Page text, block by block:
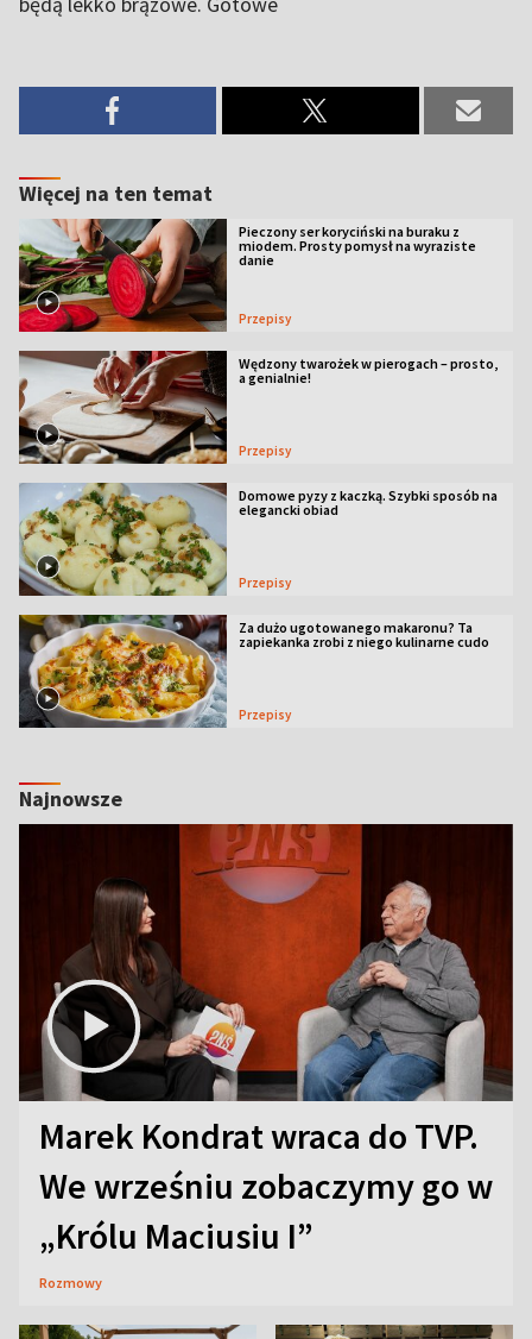
Więcej na ten temat
Pieczony ser koryciński na buraku z
miodem. Prosty pomysł na wyraziste
danie
Przepisy
Wędzony twarożek w pierogach – prosto,
a genialnie!
Przepisy
Domowe pyzy z kaczką. Szybki sposób na
elegancki obiad
Przepisy
Za dużo ugotowanego makaronu? Ta
zapiekanka zrobi z niego kulinarne cudo
Przepisy
Najnowsze
Marek Kondrat wraca do TVP.
We wrześniu zobaczymy go w
„Królu Maciusiu I”
Rozmowy